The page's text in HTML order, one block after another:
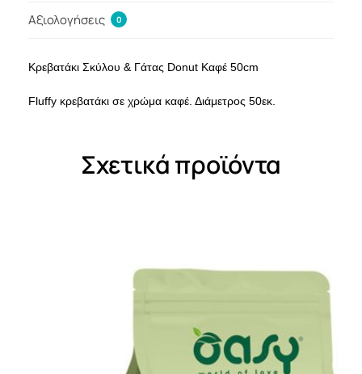
Αξιολογήσεις 0
Κρεβατάκι Σκύλου & Γάτας Donut Καφέ 50cm
Fluffy κρεβατάκι σε χρώμα καφέ. Διάμετρος 50εκ.
Σχετικά προϊόντα